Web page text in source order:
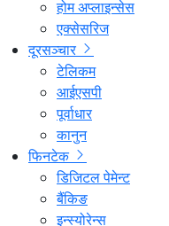
होम अप्लाइन्सेस
एक्सेसरिज
दूरसञ्चार
टेलिकम
आईएसपी
पूर्वाधार
कानुन
फिनटेक
डिजिटल पेमेन्ट
बैंकिङ
इन्स्योरेन्स